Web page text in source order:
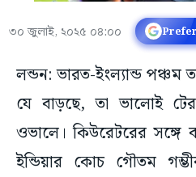
৩০ জুলাই, ২০২৫ ০৪:০০
লন্ডন: ভারত-ইংল্যান্ড পঞ্চম
যে বাড়ছে, তা ভালোই
ওভালে। কিউরেটরের সঙ্গে
ইন্ডিয়ার কোচ গৌতম